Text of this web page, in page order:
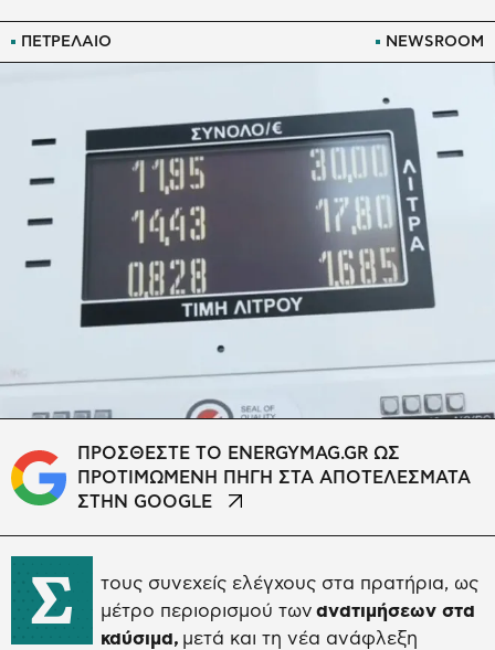
ΠΕΤΡΕΛΑΙΟ NEWSROOM
ΠΡΟΣΘΕΣΤΕ ΤΟ ENERGYMAG.GR ΩΣ
ΠΡΟΤΙΜΩΜΕΝΗ ΠΗΓΗ ΣΤΑ ΑΠΟΤΕΛΕΣΜΑΤΑ
ΣΤΗΝ GOOGLE
Σ
τους συνεχείς ελέγχους στα πρατήρια, ως
μέτρο περιορισμού των ανατιμήσεων στα
καύσιμα, μετά και τη νέα ανάφλεξη